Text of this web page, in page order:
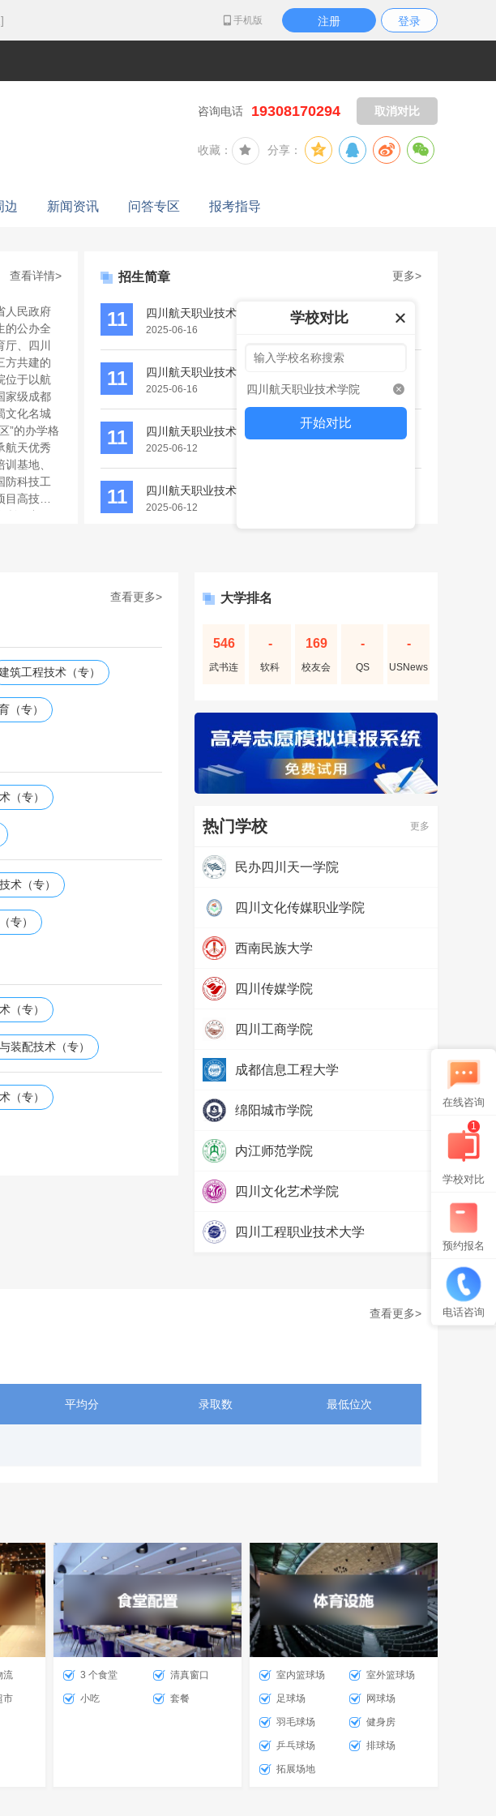
手机版 注册 登录
取消对比
咨询电话 19308170294
收藏： 分享：
边 新闻资讯 问答专区 报考指导
查看详情>
人民政府
的公办全
、四川
方共建的
位于以航
家级成都
文化名城
”的办学格
航天优秀
基地、
防科技工
高技能
招生简章 更多>
11 四川航天职业技术学院2025年普招招生简章
2025-06-16
11 四川航天职业技术学院2025年“9+3”高职单招招生章程
2025-06-16
11 四川航天职业技术学院2024年大专普招简章
2025-06-12
11 四川航天职业技术学院2024年高等教育单独考试章程
2025-06-12
查看更多>
筑工程技术（专）
（专）
（专）
术（专）
专）
（专）
装配技术（专）
（专）
大学排名
546
武书连
-
软科
169
校友会
-
QS
-
USNews
热门学校 更多
民办四川天一学院
四川文化传媒职业学院
西南民族大学
四川传媒学院
四川工商学院
成都信息工程大学
绵阳城市学院
内江师范学院
四川文化艺术学院
四川工程职业技术大学
查看更多>
平均分 录取数 最低位次
流
市
3 个食堂 清真窗口
小吃 套餐
室内篮球场 室外篮球场
足球场 网球场
羽毛球场 健身房
乒乓球场 排球场
拓展场地
在线咨询
1
学校对比
预约报名
电话咨询
学校对比
四川航天职业技术学院
开始对比